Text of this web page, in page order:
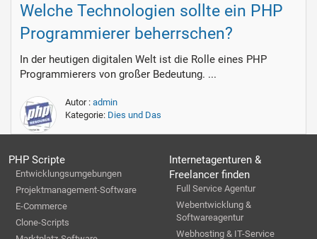
Welche Technologien sollte ein PHP
Programmierer beherrschen?
In der heutigen digitalen Welt ist die Rolle eines PHP
Programmierers von großer Bedeutung. ...
Autor : admin
Kategorie: Dies und Das
PHP Scripte
Entwicklungsumgebungen
Projektmanagement-Software
E-Commerce
Clone-Scripts
Internetagenturen &
Freelancer finden
Full Service Agentur
Webentwicklung &
Softwareagentur
Webhosting & IT-Service